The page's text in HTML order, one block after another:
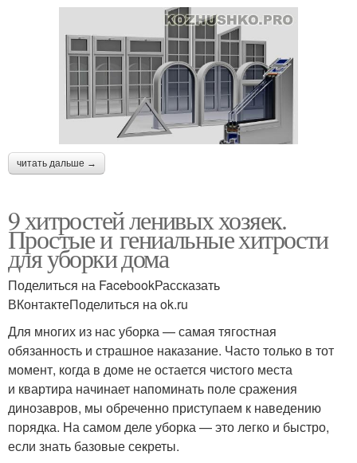
читать дальше →
9 хитростей ленивых хозяек.
Простые и гениальные хитрости
для уборки дома
Поделиться на FacebookРассказать
ВКонтактеПоделиться на ok.ru
Для многих из нас уборка — самая тягостная
обязанность и страшное наказание. Часто только в тот
момент, когда в доме не остается чистого места
и квартира начинает напоминать поле сражения
динозавров, мы обреченно приступаем к наведению
порядка. На самом деле уборка — это легко и быстро,
если знать базовые секреты.